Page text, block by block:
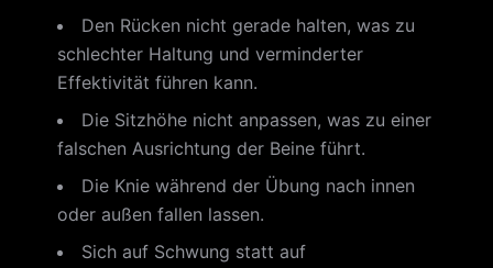
Den Rücken nicht gerade halten, was zu
schlechter Haltung und verminderter
Effektivität führen kann.
Die Sitzhöhe nicht anpassen, was zu einer
falschen Ausrichtung der Beine führt.
Die Knie während der Übung nach innen
oder außen fallen lassen.
Sich auf Schwung statt auf